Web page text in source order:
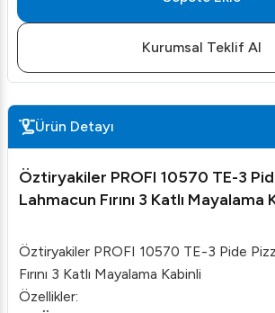
Kurumsal Teklif Al
Ürün Detayı
Öztiryakiler PROFI 10570 TE-3
Lahmacun Fırını 3 Katlı Mayalama
Öztiryakiler PROFI 10570 TE-3 Pide
Fırını 3 Katlı Mayalama Kabinli
Özellikler: